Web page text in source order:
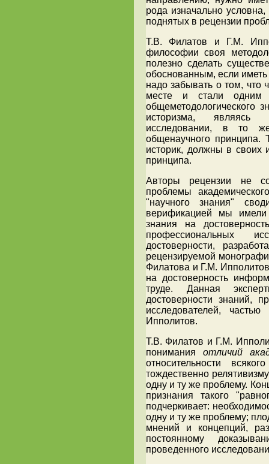
рода изначально
поднятых в рецензии
Т.В. Филатов и Г.М.
философии своя
полезно сделать
обоснованным, если
надо забывать о том, что
месте и стали одним
общеметодологического
историзма, являясь
исследовании, в то
общенаучного
историк, должны в своих
принципа.
Авторы рецензии не
проблемы
"научного знания"
верификацией мы имели
знания на
профессиональных
достоверности,
рецензируемой
Филатова и Г.М.
на достоверность
труде. Данная
достоверности знаний,
исследователей,
Ипполитов.
Т.В. Филатов и Г.М.
понимания отличий
относительности
тождественно
одну и ту же проблему.
признания такого
подчеркивает:
одну и ту же проблему;
мнений и концепций,
постоянному
проведенного